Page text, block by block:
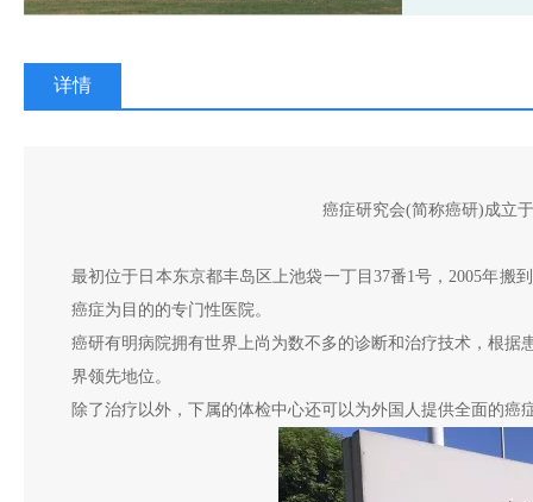
详情
癌症研究会(简称癌研)成立
最初位于日本东京都丰岛区上池袋一丁目37番1号，2005年
癌症为目的的专门性医院。
癌研有明病院拥有世界上尚为数不多的诊断和治疗技术，根
界领先地位。
除了治疗以外，下属的体检中心还可以为外国人提供全面的癌